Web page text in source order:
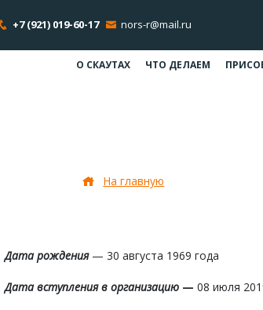
+7 (921) 019-60-17 nors-r@mail.ru
О СКАУТАХ ЧТО ДЕЛАЕМ
На главную
Дата рождения — 30 августа 1969 года
Дата вступления в организацию— 08 июля